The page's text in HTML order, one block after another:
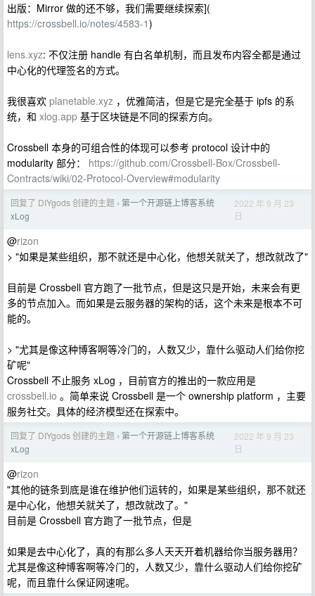
出版：Mirror 做的还不够，我们需要继续探索](
https://crossbell.io/notes/4583-1)
lens.xyz: 不仅注册 handle 有白名单机制，而且发布内容全都是通过
中心化的代理签名的方式。
我很喜欢 planetable.xyz ，优雅简洁，但是它是完全基于 ipfs 的系
统，和 xlog.app 基于区块链是不同的探索方向。
Crossbell 本身的可组合性的体现可以参考 protocol 设计中的
modularity 部分： https://github.com/Crossbell-Box/Crossbell-
Contracts/wiki/02-Protocol-Overview#modularity
回复了 DIYgods 创建的主题 › 第一个开源链上博客系统
xLog
2022 年 9 月 23
日
@rizon
> "如果是某些组织，那不就还是中心化，他想关就关了，想改就改了"
目前是 Crossbell 官方跑了一批节点，但是这只是开始，未来会有更
多的节点加入。而如果是云服务器的架构的话，这个未来是根本不可
能的。
> "尤其是像这种博客啊等冷门的，人数又少，靠什么驱动人们给你挖
矿呢"
Crossbell 不止服务 xLog ，目前官方的推出的一款应用是
crossbell.io 。简单来说 Crossbell 是一个 ownership platform ，主要
服务社交。具体的经济模型还在探索中。
回复了 DIYgods 创建的主题 › 第一个开源链上博客系统
xLog
2022 年 9 月 23
日
@rizon
"其他的链条到底是谁在维护他们运转的，如果是某些组织，那不就还
是中心化，他想关就关了，想改就改了。"
目前是 Crossbell 官方跑了一批节点，但是
如果是去中心化了，真的有那么多人天天开着机器给你当服务器用？
尤其是像这种博客啊等冷门的，人数又少，靠什么驱动人们给你挖矿
呢，而且靠什么保证网速呢。